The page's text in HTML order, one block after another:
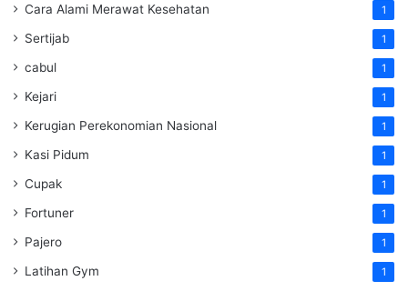
Cara Alami Merawat Kesehatan 1
Sertijab 1
cabul 1
Kejari 1
Kerugian Perekonomian Nasional 1
Kasi Pidum 1
Cupak 1
Fortuner 1
Pajero 1
Latihan Gym 1